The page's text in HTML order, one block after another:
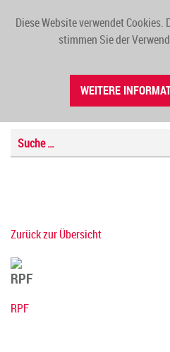
Diese Website verwendet
stimmen Sie der
WEITERE
Zurück zur Übersicht
RPF
RPF